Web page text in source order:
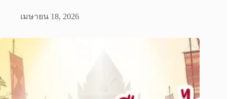
เมษายน 18, 2026